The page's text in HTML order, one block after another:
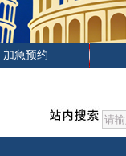
加急预约